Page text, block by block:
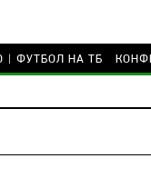
ФУТБОЛ НА ТБ